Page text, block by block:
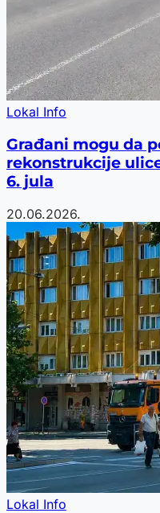
Lokal Info
Građani mogu da
rekonstrukcije
6. jula
20.06.2026.
Lokal Info